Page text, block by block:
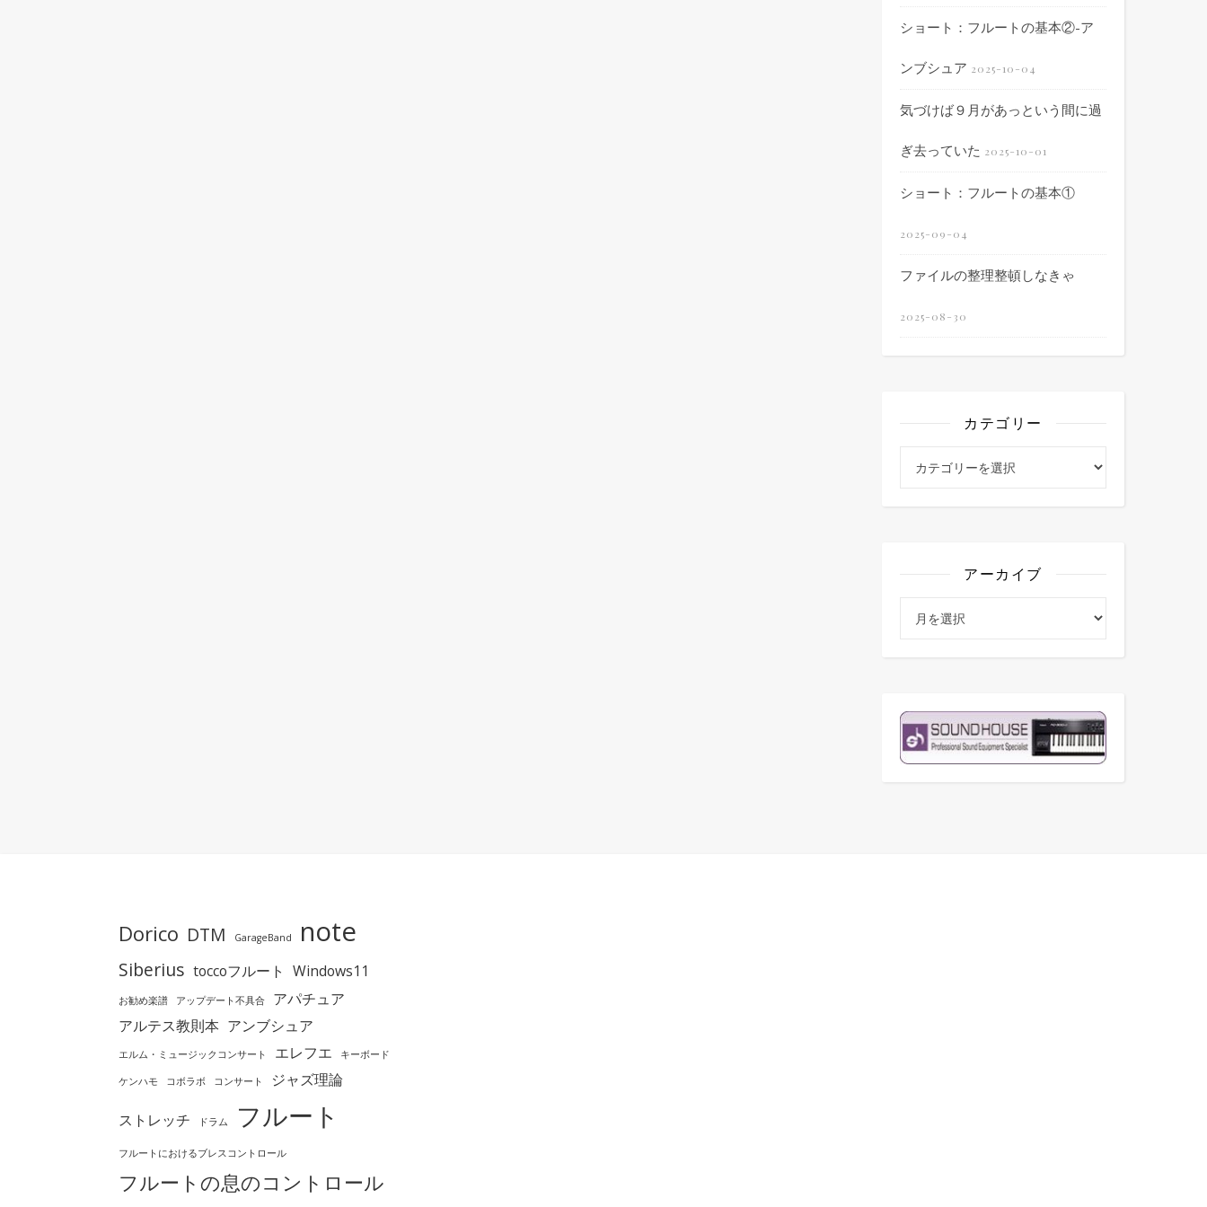
ショート：フルートの基本②-ア
ンブシュア 2025-10-04
気づけば９月があっという間に過
ぎ去っていた 2025-10-01
ショート：フルートの基本①
2025-09-04
ファイルの整理整頓しなきゃ
2025-08-30
カテゴリー
アーカイブ
Dorico DTM GarageBand note
Siberius toccoフルート Windows11
お勧め楽譜 アップデート不具合
アパチュア
アルテス教則本 アンブシュア
エルム・ミュージックコンサート エレフエ キーボード
ケンハモ コボラボ コンサート ジャズ理論
ストレッチ ドラム フルート
フルートにおけるブレスコントロール
フルートの息のコントロール